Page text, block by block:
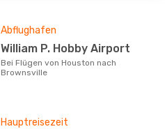
Abflughafen
William P. Hobby Airport
Bei Flügen von Houston nach
Brownsville
Hauptreisezeit